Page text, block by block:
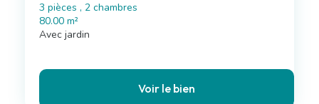
3 pièces , 2 chambres
80.00 m²
Avec jardin
Voir le bien